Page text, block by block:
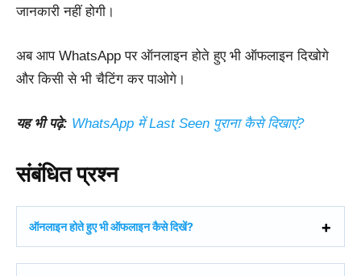
जानकारी नहीं होगी।
अब आप WhatsApp पर ऑनलाइन होते हुए भी ऑफलाइन दिखोगे
और किसी से भी चैटिंग कर पाओगे।
यह भी पढ़े: WhatsApp में Last Seen पुराना कैसे दिखाएं?
संबंधित प्रश्न
ऑनलाइन होते हुए भी ऑफलाइन कैसे दिखें?